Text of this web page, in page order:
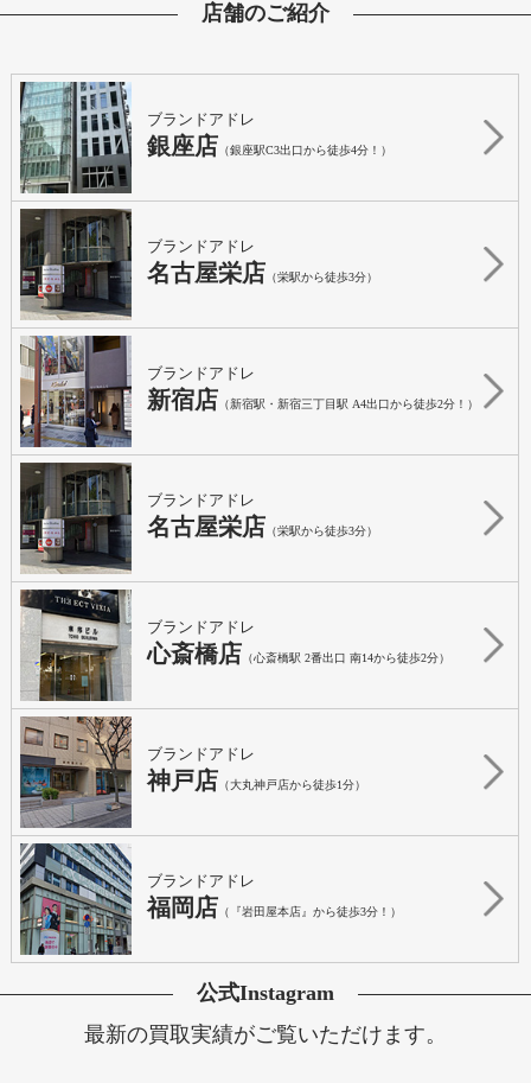
店舗のご紹介
ブランドアドレ
銀座店 （銀座駅C3出口から徒歩4分！）
ブランドアドレ
名古屋栄店 （栄駅から徒歩3分）
ブランドアドレ
新宿店 （新宿駅・新宿三丁目駅 A4出口から徒歩2分！）
ブランドアドレ
名古屋栄店 （栄駅から徒歩3分）
ブランドアドレ
心斎橋店 （心斎橋駅 2番出口 南14から徒歩2分）
ブランドアドレ
神戸店 （大丸神戸店から徒歩1分）
ブランドアドレ
福岡店 （『岩田屋本店』から徒歩3分！）
公式Instagram
最新の買取実績がご覧いただけます。